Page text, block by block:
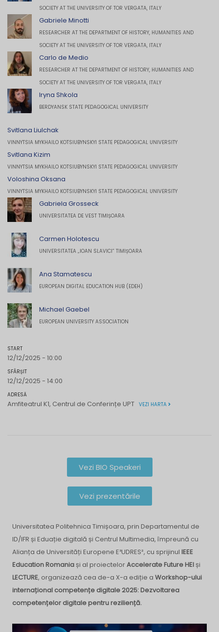
SOCIETY AT THE UNIVERSITY OF TOR VERGATA, ITALY
Gabriele Minotti
RESEARCHER AT THE DEPARTMENT OF HISTORY, HUMANITIES AND
SOCIETY AT THE UNIVERSITY OF TOR VERGATA, ITALY
Carlo de Medio
RESEARCHER AT THE DEPARTMENT OF HISTORY, HUMANITIES AND
SOCIETY AT THE UNIVERSITY OF TOR VERGATA, ITALY
Iryna Shkola
BERDYANSK STATE PEDAGOGICAL UNIVERSITY
Svitlana Liulchak
VINNYTSIA MYKHAILO KOTSIUBYNSKYI STATE PEDAGOGICAL UNIVERSITY
Svitlana Kizim
VINNYTSIA MYKHAILO KOTSIUBYNSKYI STATE PEDAGOGICAL UNIVERSITY
Voloshina Oksana
VINNYTSIA MYKHAILO KOTSIUBYNSKYI STATE PEDAGOGICAL UNIVERSITY
Gabriela Grosseck
UNIVERSITATEA DE VEST TIMIȘOARA
Carmen Holotescu
UNIVERSITATEA „IOAN SLAVICI” TIMIȘOARA
Ana Stamatescu
EUROPEAN DIGITAL EDUCATION HUB (EDEH)
Michael Gaebel
EUROPEAN UNIVERSITY ASSOCIATION
START
12/12/2025 - 10:00
SFÂRȘIT
12/12/2025 - 14:00
ADRESĂ
Amfiteatrul K1, Centrul de Conferințe UPT VEZI HARTA
Vezi BIO Speakeri
Vezi prezentările
Universitatea Politehnica Timișoara, prin Departamentul de
ID/IFR și Eduație digitală și Centrul Multimedia, împreună cu
Alianța de Universități Europene E³UDRES², cu sprijinul IEEE
Education Romaniași al proiectelorAccelerate Future HEIși
LECTURE, organizează cea de-a X-a ediție a Workshop-ului
internațional competențe digitale 2025: Dezvoltarea
competențelor digitale pentru reziliență.